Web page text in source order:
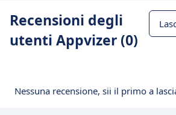
Recensioni degli
utenti Appvizer (0)
Nessuna recensione, sii il primo a